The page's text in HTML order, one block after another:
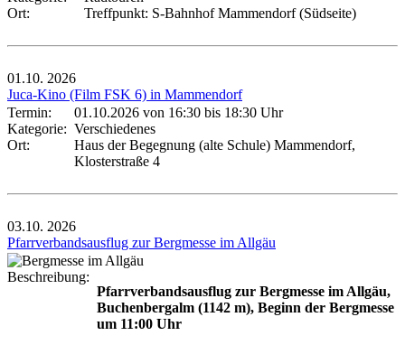
Ort:
Treffpunkt: S-Bahnhof Mammendorf (Südseite)
01.10. 2026
Juca-Kino (Film FSK 6) in Mammendorf
Termin:
01.10.2026 von 16:30 bis 18:30 Uhr
Kategorie: Verschiedenes
Ort:
Haus der Begegnung (alte Schule) Mammendorf,
Klosterstraße 4
03.10. 2026
Pfarrverbandsausflug zur Bergmesse im Allgäu
Beschreibung:
Pfarrverbandsausflug zur Bergmesse im Allgäu,
Buchenbergalm (1142 m), Beginn der Bergmesse
um 11:00 Uhr